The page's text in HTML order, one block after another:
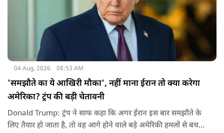
04 Aug, 2026 08:53 AM
'समझौते का ये आखिरी मौका', नहीं माना ईरान तो क्या करेगा
अमेरिका? ट्रंप की बड़ी चेतावनी
Donald Trump: ट्रंप ने साफ कहा कि अगर ईरान इस बार समझौते के
लिए तैयार हो जाता है, तो वह आगे होने वाले बड़े अमेरिकी हमलों से बच